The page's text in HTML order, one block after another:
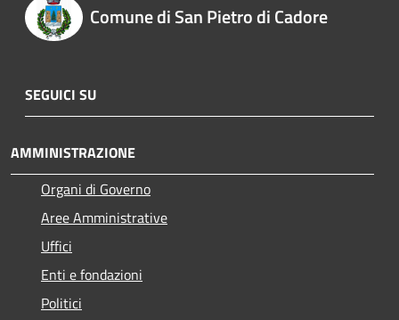
Comune di San Pietro di Cadore
SEGUICI SU
AMMINISTRAZIONE
Organi di Governo
Aree Amministrative
Uffici
Enti e fondazioni
Politici